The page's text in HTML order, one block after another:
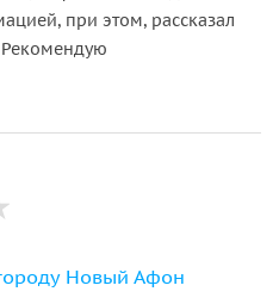
при этом, рассказал
Новый Афон